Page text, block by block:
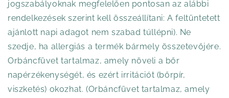
jogszabályoknak megfelelően pontosan az alábbi
rendelkezések szerint kell összeállítani: A feltüntetett
ajánlott napi adagot nem szabad túllépni). Ne
szedje, ha allergiás a termék bármely összetevőjére.
Orbáncfüvet tartalmaz, amely növeli a bőr
napérzékenységét, és ezért irritációt (bőrpír,
viszketés) okozhat. (Orbáncfüvet tartalmaz, amely